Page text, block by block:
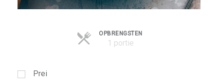
OPBRENGSTEN
1 portie
Opdieningen
Prei